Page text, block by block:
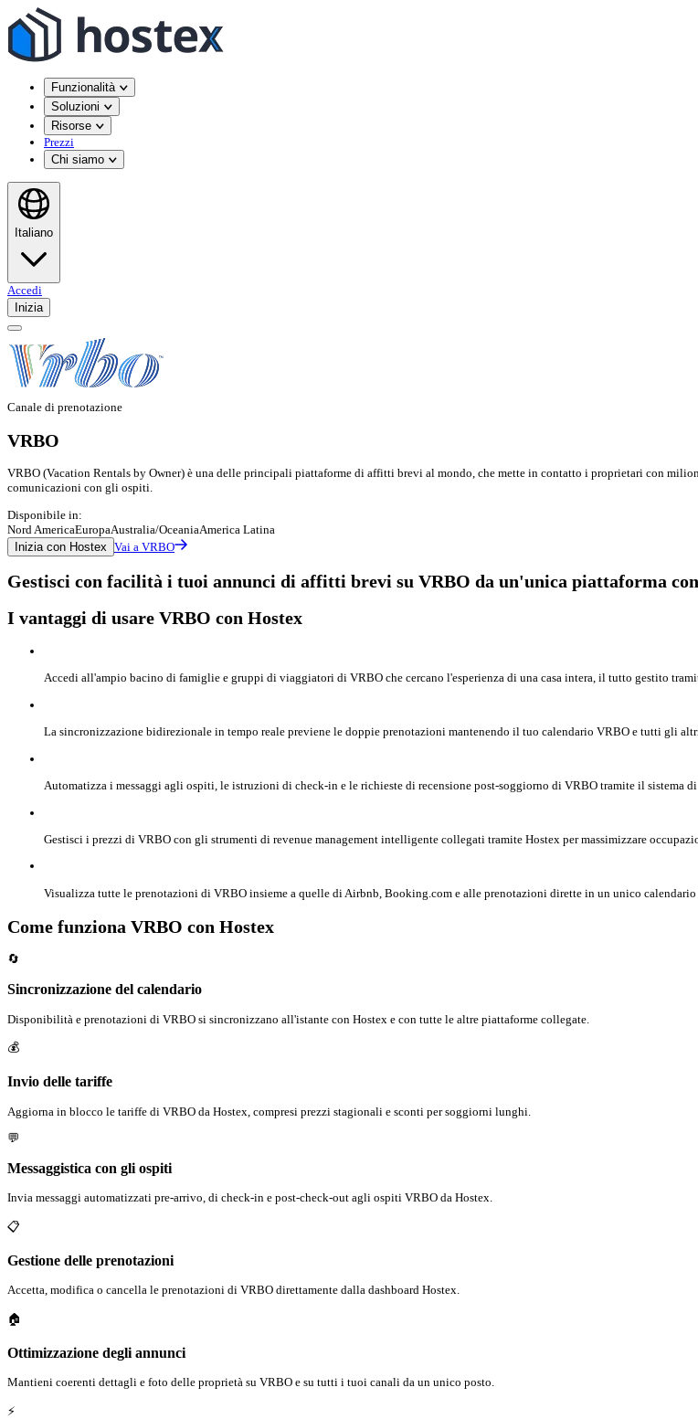
Funzionalità
Soluzioni
Risorse
Prezzi
Chi siamo
Italiano
Accedi
Inizia
Canale di prenotazione
VRBO
VRBO (Vacation Rentals by Owner) è una delle principali piattaforme di affitti brevi al mondo, che mette in contatto i proprietari con
comunicazioni con gli ospiti.
Disponibile in:
Nord AmericaEuropaAustralia/OceaniaAmerica Latina
Inizia con Hostex Vai a VRBO
Gestisci con facilità i tuoi annunci di affitti brevi su VRBO da un'unica piattaforma
I vantaggi di usare VRBO con Hostex
Accedi all'ampio bacino di famiglie e gruppi di viaggiatori di VRBO che cercano l'esperienza di una casa intera, il tutto gestito
La sincronizzazione bidirezionale in tempo reale previene le doppie prenotazioni mantenendo il tuo calendario VRBO e tutti gli
Automatizza i messaggi agli ospiti, le istruzioni di check-in e le richieste di recensione post-soggiorno di VRBO tramite il sistema
Gestisci i prezzi di VRBO con gli strumenti di revenue management intelligente collegati tramite Hostex per massimizzare
Visualizza tutte le prenotazioni di VRBO insieme a quelle di Airbnb, Booking.com e alle prenotazioni dirette in un unico calendario
Come funziona VRBO con Hostex
🔄
Sincronizzazione del calendario
Disponibilità e prenotazioni di VRBO si sincronizzano all'istante con Hostex e con tutte le altre piattaforme collegate.
💰
Invio delle tariffe
Aggiorna in blocco le tariffe di VRBO da Hostex, compresi prezzi stagionali e sconti per soggiorni lunghi.
💬
Messaggistica con gli ospiti
Invia messaggi automatizzati pre-arrivo, di check-in e post-check-out agli ospiti VRBO da Hostex.
📋
Gestione delle prenotazioni
Accetta, modifica o cancella le prenotazioni di VRBO direttamente dalla dashboard Hostex.
🏠
Ottimizzazione degli annunci
Mantieni coerenti dettagli e foto delle proprietà su VRBO e su tutti i tuoi canali da un unico posto.
⚡